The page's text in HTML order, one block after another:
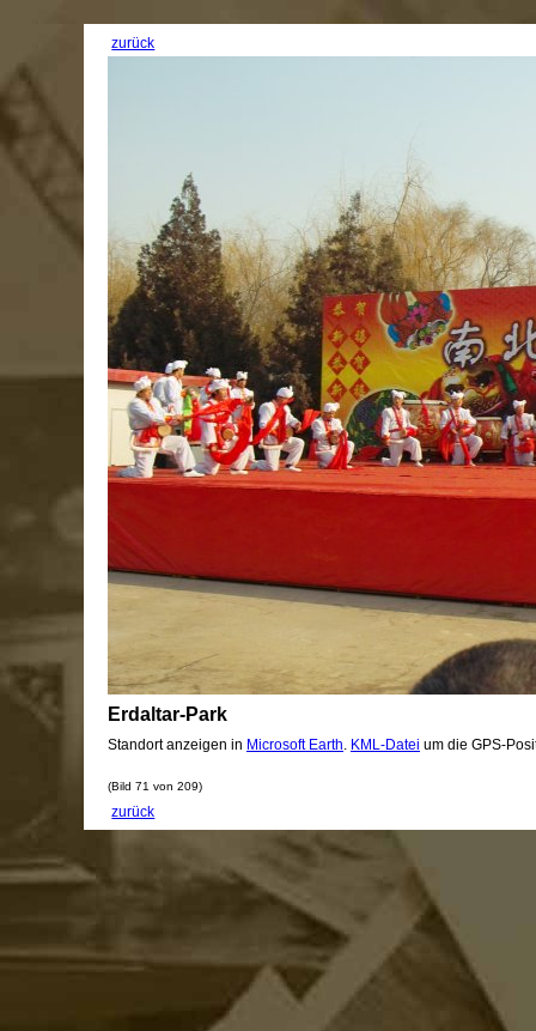
zurück
Erdaltar-Park
Standort anzeigen in Microsoft Earth KML-Datei um die GPS-
(Bild 71 von 209)
zurück